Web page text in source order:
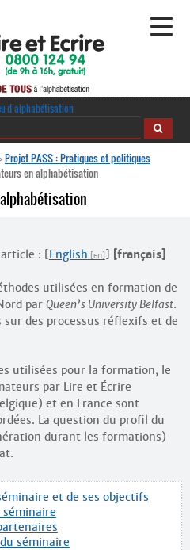
Alphabétisation
Regards croisés
Publications
·
Comprendre et parler
Bienvenue en Belgique
Espace presse
Trouver un lieu d’alphabétisation
d’alphabétisation
Projet PASS : Pratiques et politiques
en alphabétisation
: [English ] [français]
utilisées en formation de
par Queen’s University Belfast.
sur des processus réflexifs et de
utilisées pour la formation, le
par Lire et Écrire
et en France sont
La question du profil du
durant les formations)
et de ses objectifs
séminaire
séminaire